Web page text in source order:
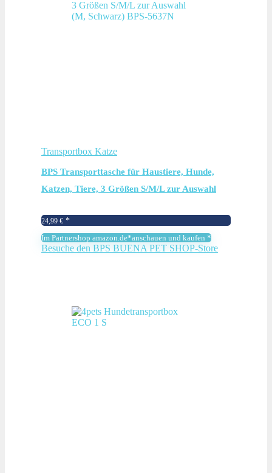
Transportbox Katze
BPS Transporttasche für Haustiere, Hunde,
Katzen, Tiere, 3 Größen S/M/L zur Auswahl
24,99 €
Im Partnershop amazon.de*anschauen und kaufen *
Besuche den BPS BUENA PET SHOP-Store